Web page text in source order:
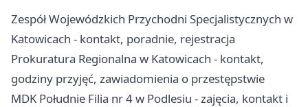
Zespół Wojewódzkich Przychodni Specjalistycznych w
Katowicach - kontakt, poradnie, rejestracja
Prokuratura Regionalna w Katowicach - kontakt,
godziny przyjęć, zawiadomienia o przestępstwie
MDK Południe Filia nr 4 w Podlesiu - zajęcia, kontakt i